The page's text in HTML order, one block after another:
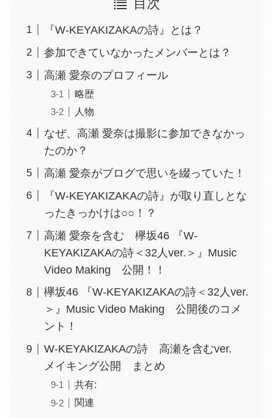
目次
『W-KEYAKIZAKAの詩』とは？
参加できていなかったメンバーとは？
高瀬 愛奈のプロフィール
略歴
人物
なぜ、高瀬 愛奈は撮影に参加できなかっ
たのか？
高瀬 愛奈がブログで思いを綴っていた！
『W-KEYAKIZAKAの詩』が取り直しとな
ったきっかけは○○！？
高瀬 愛奈を含む 欅坂46 『W-
KEYAKIZAKAの詩＜32人ver.＞』Music
Video Making 公開！！
欅坂46 『W-KEYAKIZAKAの詩＜32人ver.
＞』Music Video Making 公開後のコメ
ント！
W-KEYAKIZAKAの詩 高瀬を含むver.
メイキング公開 まとめ
共有:
関連